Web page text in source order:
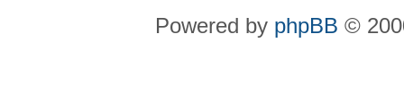
Powered by phpBB ©